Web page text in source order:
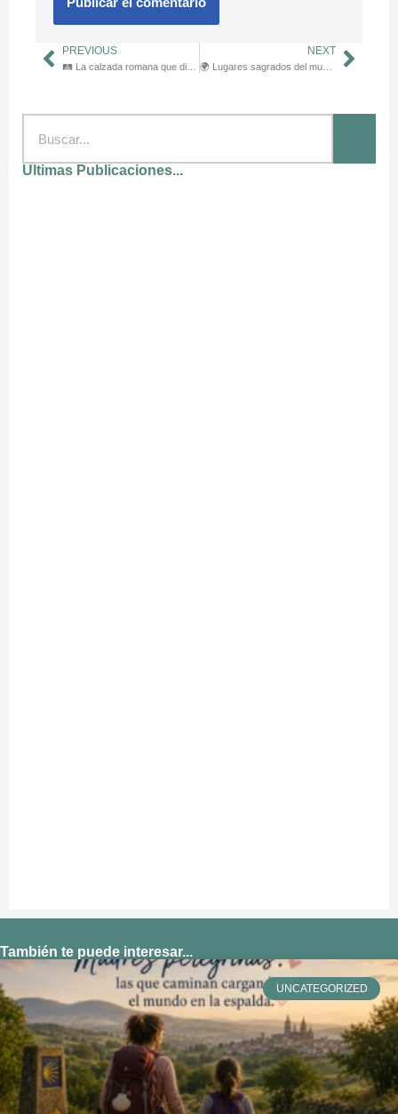
PREVIOUS NEXT
🌍 Lugares sagrados del mundo que hablan al alma
Ultimas Publicaciones...
También te puede interesar...
UNCATEGORIZED